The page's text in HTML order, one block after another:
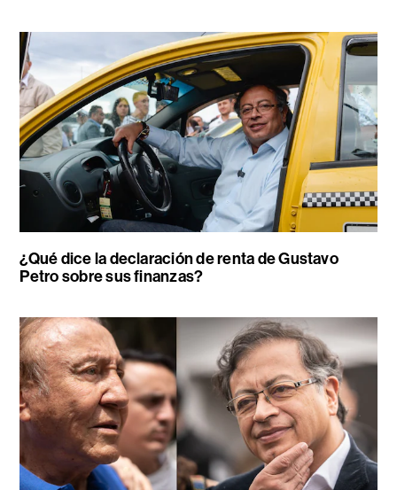
¿Qué dice la declaración de renta de Gustavo
Petro sobre sus finanzas?